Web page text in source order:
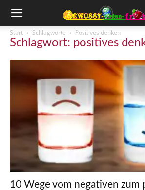
Start Schlagworte Positives denken
Schlagwort: positives
10 Wege vom negativen zum